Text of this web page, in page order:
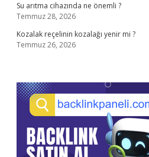
Su arıtma cihazında ne önemli ?
Temmuz 28, 2026
Kozalak reçelinin kozalağı yenir mi ?
Temmuz 26, 2026